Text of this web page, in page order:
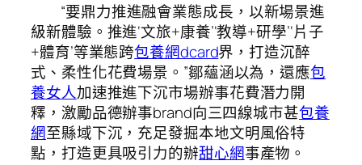
“要鼎力推進融會業態成長，以新場景進
級新體驗。推進‘文旅+康養’‘教導+研學’‘片子
+體育’等業態跨包養網dcard界，打造沉醉
式、柔性化花費場景。”鄒蘊涵以為，還應包
養女人加速推進下沉市場辦事花費潛力開
釋，激勵品德辦事brand向三四線城市甚包養
網至縣域下沉，充足發掘本地文明風俗特
點，打造更具吸引力的辦甜心網事產物。